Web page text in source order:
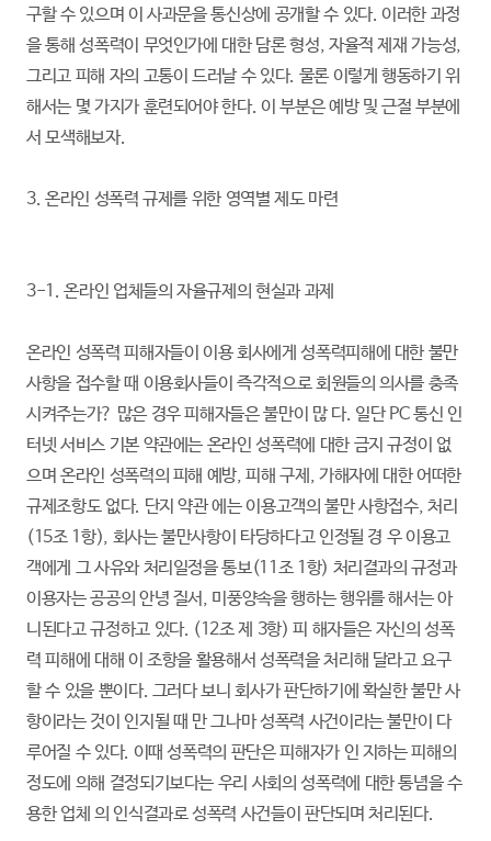
구할 수 있으며 이 사과문을 통신상에 공개할 수 있다. 이러한 과정
을 통해 성폭력이 무엇인가에 대한 담론 형성, 자율적 제재 가능성,
그리고 피해 자의 고통이 드러날 수 있다. 물론 이렇게 행동하기 위
해서는 몇 가지가 훈련되어야 한다. 이 부분은 예방 및 근절 부분에
서 모색해보자.
3. 온라인 성폭력 규제를 위한 영역별 제도 마련
3-1. 온라인 업체들의 자율규제의 현실과 과제
온라인 성폭력 피해자들이 이용 회사에게 성폭력피해에 대한 불만
사항을 접수할 때 이용회사들이 즉각적으로 회원들의 의사를 충족
시켜주는가? 많은 경우 피해자들은 불만이 많 다. 일단 PC 통신 인
터넷 서비스 기본 약관에는 온라인 성폭력에 대한 금지 규정이 없
으며 온라인 성폭력의 피해 예방, 피해 구제, 가해자에 대한 어떠한
규제조항도 없다. 단지 약관 에는 이용고객의 불만 사항접수, 처리
(15조 1항), 회사는 불만사항이 타당하다고 인정될 경 우 이용고
객에게 그 사유와 처리일정을 통보(11조 1항) 처리결과의 규정과
이용자는 공공의 안녕 질서, 미풍양속을 행하는 행위를 해서는 아
니된다고 규정하고 있다. (12조 제 3항) 피 해자들은 자신의 성폭
력 피해에 대해 이 조항을 활용해서 성폭력을 처리해 달라고 요구
할 수 있을 뿐이다. 그러다 보니 회사가 판단하기에 확실한 불만 사
항이라는 것이 인지될 때 만 그나마 성폭력 사건이라는 불만이 다
루어질 수 있다. 이때 성폭력의 판단은 피해자가 인 지하는 피해의
정도에 의해 결정되기보다는 우리 사회의 성폭력에 대한 통념을 수
용한 업체 의 인식결과로 성폭력 사건들이 판단되며 처리된다.